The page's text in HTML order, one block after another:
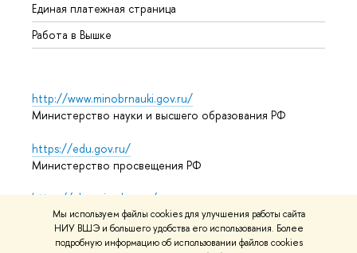
Мы используем файлы cookies для улучшения работы сайта
НИУ ВШЭ и большего удобства его использования. Более
подробную информацию об использовании файлов cookies
Единая платежная страница
Работа в Вышке
http://www.minobrnauki.gov.ru/
Министерство науки и высшего образования РФ
https://edu.gov.ru/
Министерство просвещения РФ
https://elearning.hse.ru/mooc
Массовые открытые онлайн-курсы